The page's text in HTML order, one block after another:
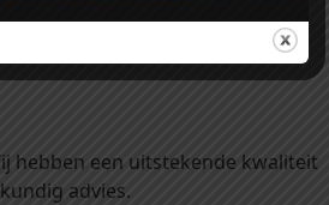
hebben een uitstekende kwaliteit
advies.